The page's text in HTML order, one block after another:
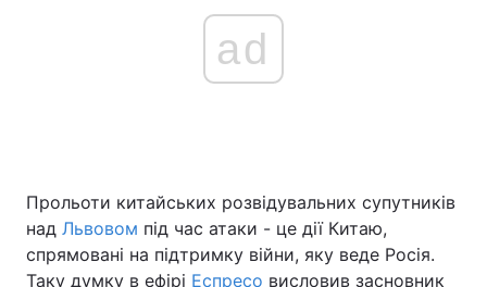
Головна Війна
Україна Політика
ad
Прольоти китайських розвідувальних супутників
над Львовом під час атаки - це дії Китаю,
спрямовані на підтримку війни, яку веде Росія.
Таку думку в ефірі Еспресо висловив засновник